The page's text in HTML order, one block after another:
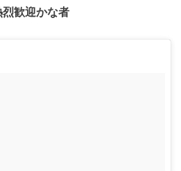
歓迎かな者